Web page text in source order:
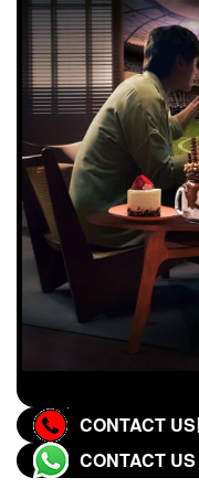
CONTACT US
CONTACT